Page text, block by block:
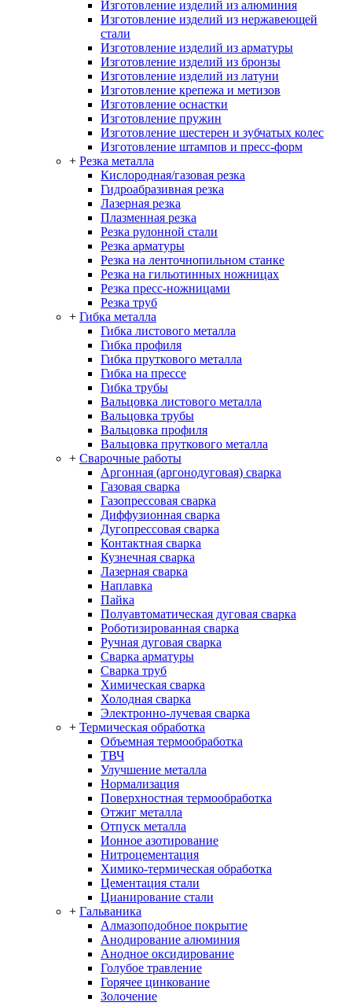
Изготовление изделий из алюминия
Изготовление изделий из нержавеющей
стали
Изготовление изделий из арматуры
Изготовление изделий из бронзы
Изготовление изделий из латуни
Изготовление крепежа и метизов
Изготовление оснастки
Изготовление пружин
Изготовление шестерен и зубчатых колес
Изготовление штампов и пресс-форм
+ Резка металла
Кислородная/газовая резка
Гидроабразивная резка
Лазерная резка
Плазменная резка
Резка рулонной стали
Резка арматуры
Резка на ленточнопильном станке
Резка на гильотинных ножницах
Резка пресс-ножницами
Резка труб
+ Гибка металла
Гибка листового металла
Гибка профиля
Гибка пруткового металла
Гибка на прессе
Гибка трубы
Вальцовка листового металла
Вальцовка трубы
Вальцовка профиля
Вальцовка пруткового металла
+ Сварочные работы
Аргонная (аргонодуговая) сварка
Газовая сварка
Газопрессовая сварка
Диффузионная сварка
Дугопрессовая сварка
Контактная сварка
Кузнечная сварка
Лазерная сварка
Наплавка
Пайка
Полуавтоматическая дуговая сварка
Роботизированная сварка
Ручная дуговая сварка
Сварка арматуры
Сварка труб
Химическая сварка
Холодная сварка
Электронно-лучевая сварка
+ Термическая обработка
Объемная термообработка
ТВЧ
Улучшение металла
Нормализация
Поверхностная термообработка
Отжиг металла
Отпуск металла
Ионное азотирование
Нитроцементация
Химико-термическая обработка
Цементация стали
Цианирование стали
+ Гальваника
Алмазоподобное покрытие
Анодирование алюминия
Анодное оксидирование
Голубое травление
Горячее цинкование
Золочение